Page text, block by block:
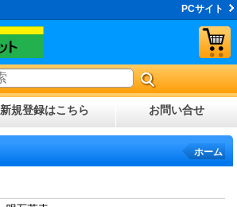
PCサイト
新規登録はこちら お問い合せ
ホーム